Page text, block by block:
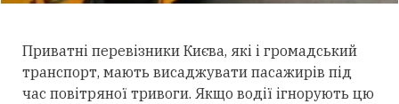
Приватні перевізники Києва, які і громадський
транспорт, мають висаджувати пасажирів під
час повітряної тривоги. Якщо водії ігнорують цю